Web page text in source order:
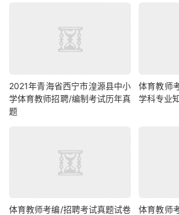
2021年青海省西宁市湟源县中小
学体育教师招聘/编制考试历年真
题
体育教师
学科专业
体育教师考编/招聘考试真题试卷
体育教师